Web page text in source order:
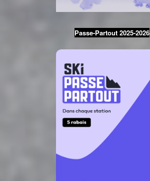
Passe-Partout 2025-2026